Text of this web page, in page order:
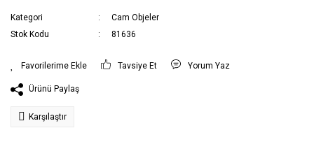
Kategori
Cam Objeler
Stok Kodu
81636
Tavsiye Et Yorum Yaz
Ürünü Paylaş
Karşılaştır